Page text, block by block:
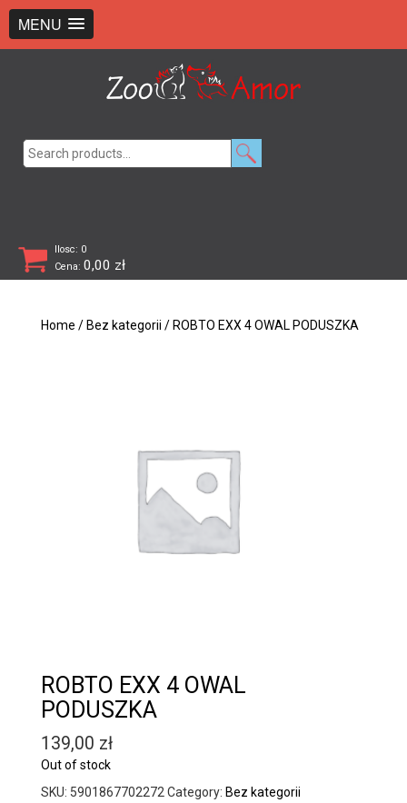
MENU
Ilosc: 0
Cena: 0,00 zł
Home / Bez kategorii / ROBTO EXX 4 OWAL PODUSZKA
ROBTO EXX 4 OWAL
PODUSZKA
139,00 zł
Out of stock
SKU: 5901867702272 Category: Bez kategorii